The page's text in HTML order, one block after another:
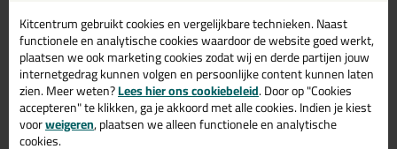
Om het winkelen bij Kitcentrum.nl zo aangenaam
mogelijk te laten zijn, slaan wij met uw toestemming uw
persoonlijke gegevens en de gegevens met betrekking
tot uw bestelling en het gebruik van onze diensten op.
Hierdoor kunnen wij de website personaliseren en u
Kitcentrum gebruikt cookies en vergelijkbare technieken. Naast
functionele en analytische cookies waardoor de website goed werkt,
plaatsen we ook marketing cookies zodat wij en derde partijen jouw
internetgedrag kunnen volgen en persoonlijke content kunnen laten
zien. Meer weten?Lees hier ons cookiebeleid. Door op "Cookies
accepteren" te klikken, ga je akkoord met alle cookies. Indien je kiest
voorweigeren, plaatsen we alleen functionele en analytische
cookies.